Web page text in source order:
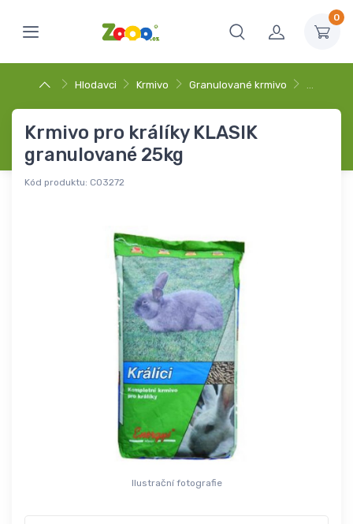
0
Hlodavci Krmivo Granulované krmivo …
Krmivo pro králíky KLASIK
granulované 25kg
Kód produktu: C03272
Ilustrační fotografie